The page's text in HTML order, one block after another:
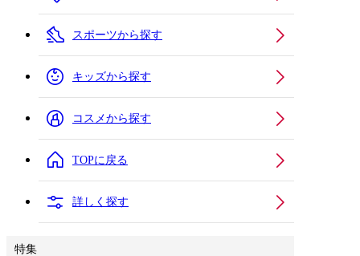
スポーツから探す
キッズから探す
コスメから探す
TOPに戻る
詳しく探す
特集